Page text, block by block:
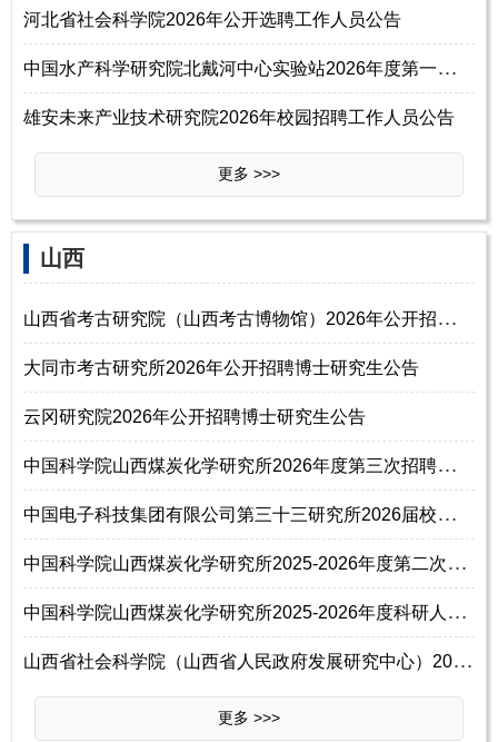
河北省社会科学院2026年公开选聘工作人员公告
中
国水产科学研究院北戴河中心实验站2026年度第一批统一公开招聘公告
雄安未来产业技术研究院2026年校园招聘工作人员公告
更多 >>>
山西
山
西省考古研究院（山西考古博物馆）2026年公开招聘博士研究生公告
大同市考古研究所2026年公开招聘博士研究生公告
云冈研究院2026年公开招聘博士研究生公告
中
国科学院山西煤炭化学研究所2026年度第三次招聘科研人员启事
中
国电子科技集团有限公司第三十三研究所2026届校园招聘信息
中
国科学院山西煤炭化学研究所2025-2026年度第二次招聘科研人员启事
中
国科学院山西煤炭化学研究所2025-2026年度科研人员第二次招聘启事（有效）
山
西省社会科学院（山西省人民政府发展研究中心）2025年公开招聘博士研究生
更多 >>>